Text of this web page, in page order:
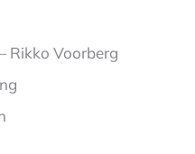
Rikko Voorberg